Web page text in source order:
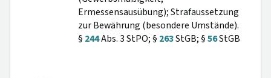
Ermessensausübung); Strafaussetzung
zur Bewährung (besondere Umstände).
§ 244Abs. 3 StPO; § 263StGB; §56StGB